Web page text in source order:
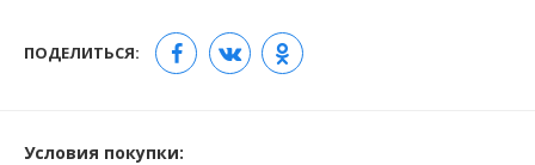
ПОДЕЛИТЬСЯ:
Условия покупки: